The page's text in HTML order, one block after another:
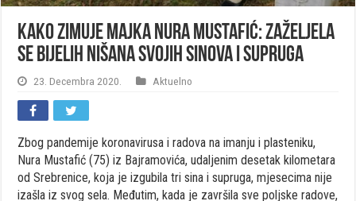
Kako zimuje majka Nura Mustafić: Zaželjela
se bijelih nišana svojih sinova i supruga
23. Decembra 2020. Aktuelno
Zbog pandemije koronavirusa i radova na imanju i plasteniku,
Nura Mustafić (75) iz Bajramovića, udaljenim desetak kilometara
od Srebrenice, koja je izgubila tri sina i supruga, mjesecima nije
izašla iz svog sela. Međutim, kada je završila sve poljske radove,